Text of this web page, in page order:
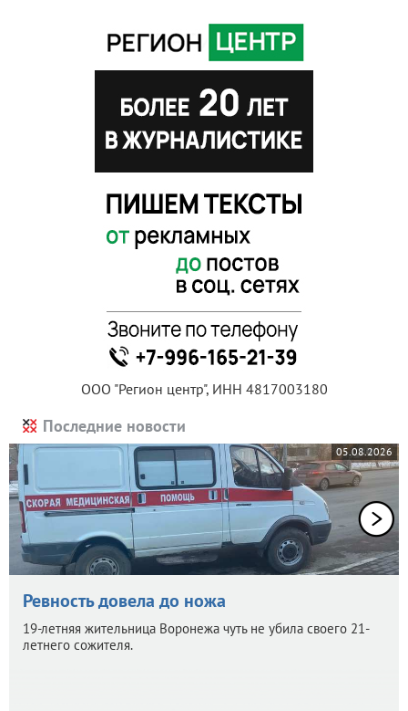
ООО "Регион центр", ИНН 4817003180
Последние новости
05.08.2026
Ревность довела до ножа
19-летняя жительница Воронежа чуть не убила своего 21-
летнего сожителя.